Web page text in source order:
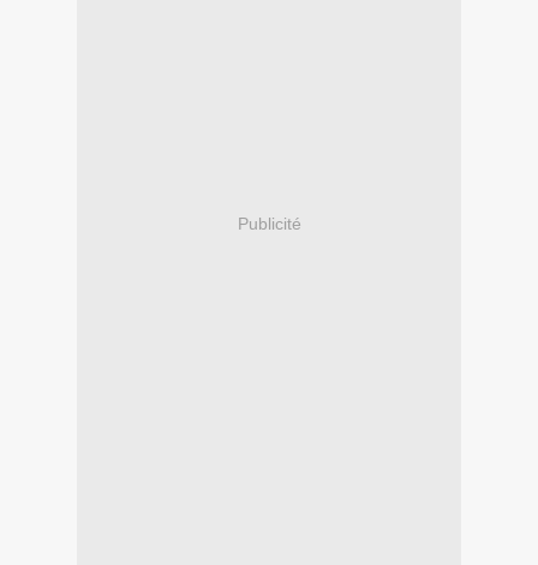
Publicité